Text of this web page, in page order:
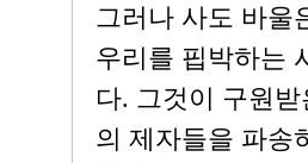
그러나 사도 바울
우리를 핍박하는
다. 그것이 구원
의 제자들을 파송